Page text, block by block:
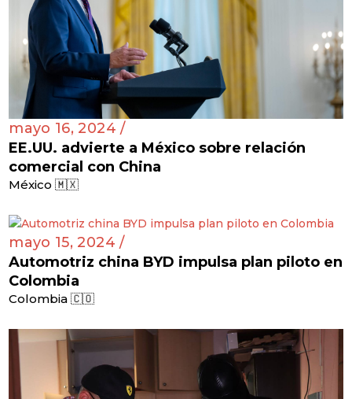
mayo 16, 2024 /
EE.UU. advierte a México sobre relación
comercial con China
México 🇲🇽
mayo 15, 2024 /
Automotriz china BYD impulsa plan piloto en
Colombia
Colombia 🇨🇴